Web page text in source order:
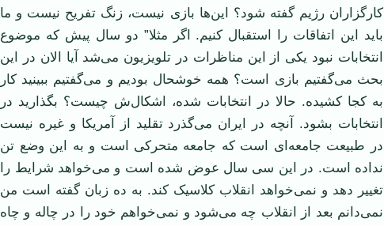
کارگزاران رژیم گفته شود؟ این‌ها بازی نیست، زنگ تفریح نیست و ما
باید این اتفاقات را استقبال کنیم. اگر مثلا” دو سال پیش که موضوع
انتخابات نبود یکی از این مناظرات در تلویزیون می‌شد آیا الان در این
بحث می‌گفتیم بازی است؟ همه خوشحال بودیم و می‌گفتیم ببینید کار
به کجا کشیده. حالا در انتخابات شده، اشکال‌ش چیست؟ بگذارید در
انتخابات بشود. آنچه در ایران می‌گذرد تقلید از آمریکا و غیره نیست
در طبیعت جامعه‌ای است که جامعه متحرکی است و به این وضع تن
نداده است. در این سی سال عوض شده است و می‌خواهد شرایط را
تغییر دهد و نمی‌خواهد انقلاب کلاسیک کند. به ده زبان گفته است من
نمی‌دانم بعد از انقلاب چه می‌شود و نمی‌خواهم خود را در چاله و چاه